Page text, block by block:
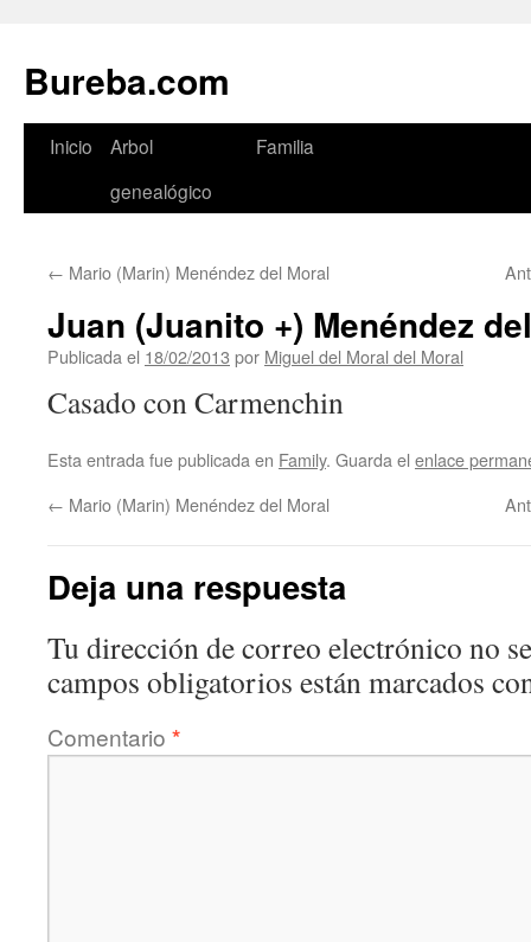
Bureba.com
Saltar
Inicio
Arbol
genealógico
Familia
← Mario (Marin) Menéndez del Moral
Juan (Juanito +) Menéndez
Publicada el 18/02/2013 por Miguel del Moral del Moral
Casado con Carmenchin
Esta entrada fue publicada en Family. Guarda el enlace
← Mario (Marin) Menéndez del Moral
Deja una respuesta
Tu dirección de correo electrónico no
campos obligatorios están marcados
Comentario *